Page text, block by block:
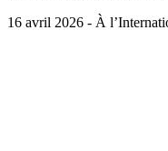
16 avril 2026 - À